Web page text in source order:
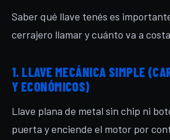
Saber qué llave tenés es
cerrajero llamar y cuánto va a
1. LLAVE MECÁNICA SIMPLE
Y ECONÓMICOS)
Llave plana de metal sin chip ni
puerta y enciende el motor por